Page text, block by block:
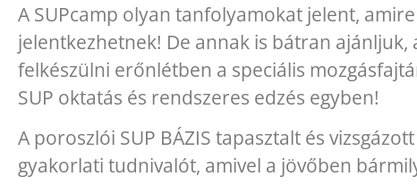
A SUPcamp olyan tanfolyamokat jelent,
jelentkezhetnek! De annak is bátran
felkészülni erőnlétben a speciális
SUP oktatás és rendszeres edzés egyben!
A poroszlói SUP BÁZIS tapasztalt és
gyakorlati tudnivalót, amivel a jövőben